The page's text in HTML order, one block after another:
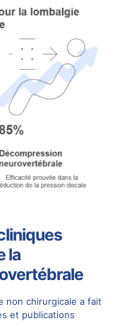
la
non chirurgicale a fait
et publications